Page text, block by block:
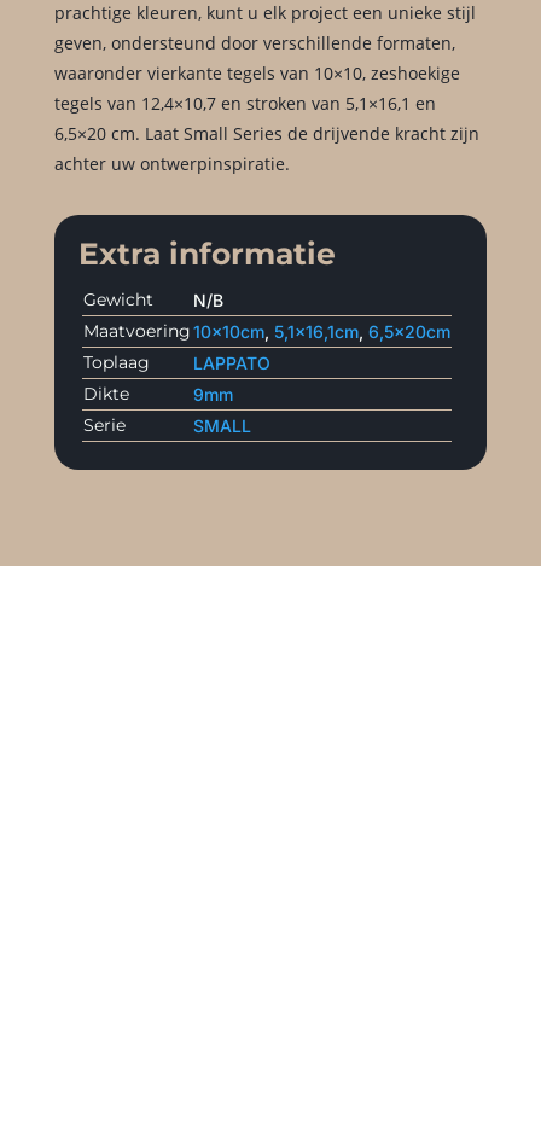
prachtige kleuren, kunt u elk project een unieke stijl
geven, ondersteund door verschillende formaten,
waaronder vierkante tegels van 10×10, zeshoekige
tegels van 12,4×10,7 en stroken van 5,1×16,1 en
6,5×20 cm. Laat Small Series de drijvende kracht zijn
achter uw ontwerpinspiratie.
Extra informatie
Gewicht N/B
Maatvoering10x10cm, 5,1×16,1cm, 6,5x20cm
Toplaag LAPPATO
Dikte 9mm
Serie SMALL